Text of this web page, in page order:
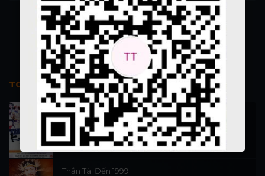
TOP PHIM BỘ
Thi Công Kỳ Án 1997
施公奇案 1997
90K lượt xem
Thần Tài Đến 1999